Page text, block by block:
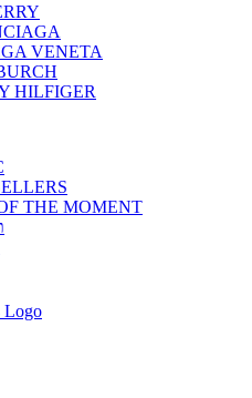
VENETA
HILFIGER
THE MOMENT